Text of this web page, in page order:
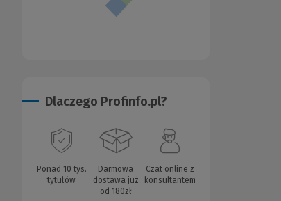
Dlaczego Profinfo.pl?
Ponad 10 tys.
tytułów
Darmowa
dostawa już
od 180zł
Czat online z
konsultantem